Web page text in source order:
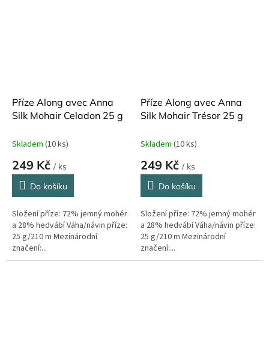
Příze Along avec Anna
Silk Mohair Celadon 25 g
Skladem (10 ks)
249 Kč / ks
Do košíku
Složení příze: 72% jemný mohér
a 28% hedvábí Váha/návin příze:
25 g/210 m Mezinárodní
značení:...
Příze Along avec Anna
Silk Mohair Trésor 25 g
Skladem (10 ks)
249 Kč / ks
Do košíku
Složení příze: 72% jemný mohér
a 28% hedvábí Váha/návin příze:
25 g/210 m Mezinárodní
značení:...